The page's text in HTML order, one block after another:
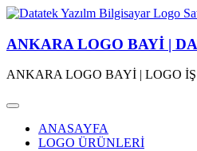
ANKARA LOGO BAYİ |
ANKARA LOGO BAYİ | LOGO
ANASAYFA
LOGO ÜRÜNLERİ